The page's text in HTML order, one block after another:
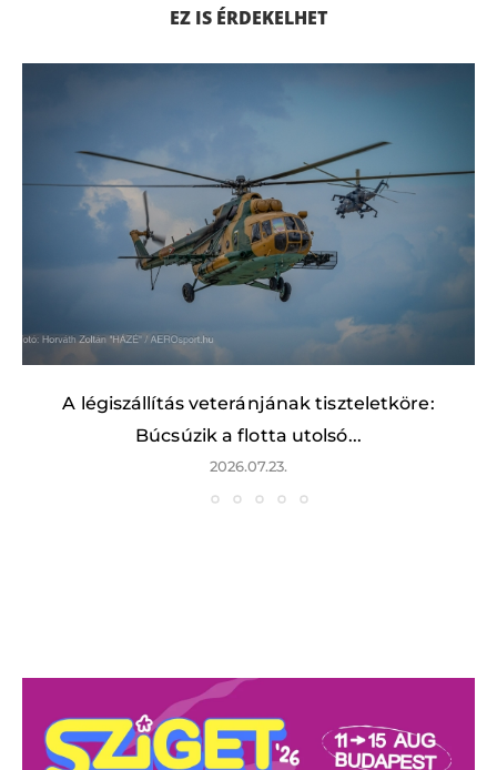
EZ IS ÉRDEKELHET
A légiszállítás veteránjának tiszteletköre:
Búcsúzik a flotta utolsó...
2026.07.23.